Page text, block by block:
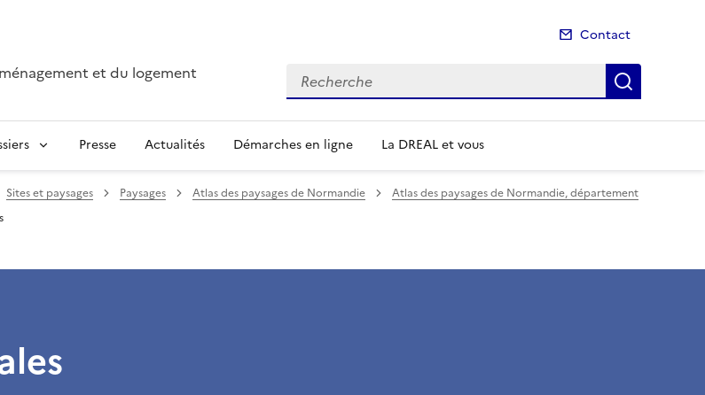
et du logement
Contact
Recherche
Presse Actualités Démarches en ligne La DREAL et vous
Sites et paysages Paysages Atlas des paysages de Normandie
Atlas des paysages de Normandie, département